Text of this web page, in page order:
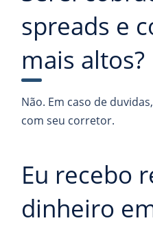
spreads e
mais altos?
Não. Em caso de
com seu corretor.
Eu recebo
dinheiro